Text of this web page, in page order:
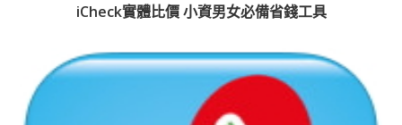
iCheck實體比價 小資男女必備省錢工具